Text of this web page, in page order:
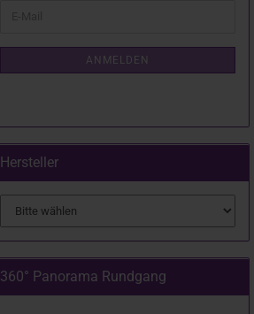
ANMELDEN
Hersteller
360° Panorama Rundgang